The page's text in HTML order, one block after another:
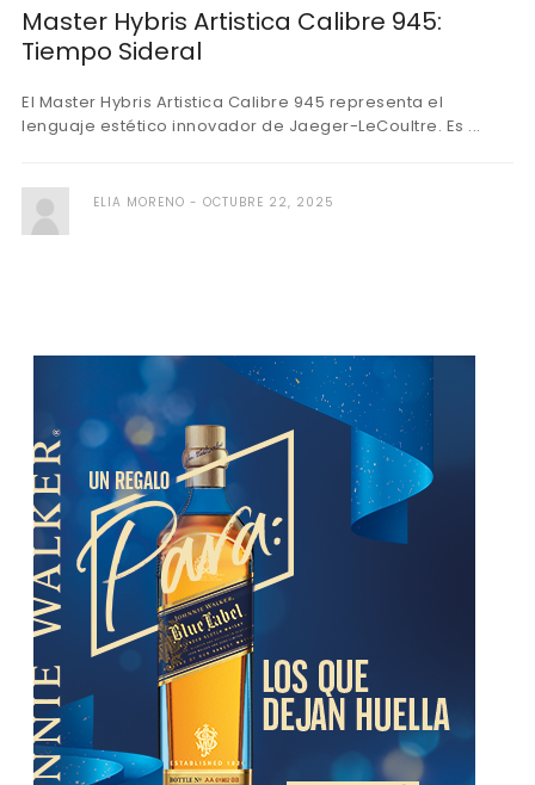
Master Hybris Artistica Calibre 945:
Tiempo Sideral
El Master Hybris Artistica Calibre 945 representa el
lenguaje estético innovador de Jaeger-LeCoultre. Es ...
ELIA MORENO OCTUBRE 22, 2025